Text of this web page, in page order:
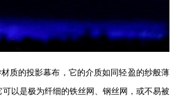
质的投影幕布，它的介质如同轻盈的纱般薄
以是极为纤细的铁丝网、钢丝网，或不易被